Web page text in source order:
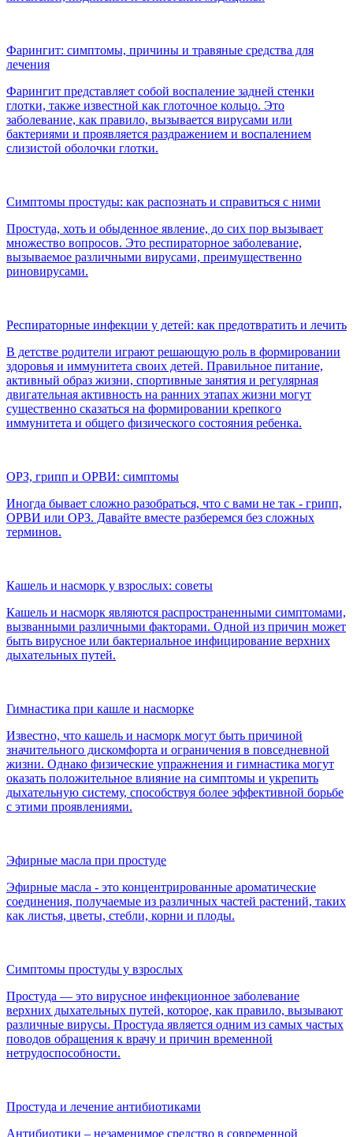
Фарингит: симптомы, причины и травяные средства для
лечения
Фарингит представляет собой воспаление задней стенки
глотки, также известной как глоточное кольцо. Это
заболевание, как правило, вызывается вирусами или
бактериями и проявляется раздражением и воспалением
слизистой оболочки глотки.
Симптомы простуды: как распознать и справиться с ними
Простуда, хоть и обыденное явление, до сих пор вызывает
множество вопросов. Это респираторное заболевание,
вызываемое различными вирусами, преимущественно
риновирусами.
Респираторные инфекции у детей: как предотвратить и лечить
В детстве родители играют решающую роль в формировании
здоровья и иммунитета своих детей. Правильное питание,
активный образ жизни, спортивные занятия и регулярная
двигательная активность на ранних этапах жизни могут
существенно сказаться на формировании крепкого
иммунитета и общего физического состояния ребенка.
ОРЗ, грипп и ОРВИ: симптомы
Иногда бывает сложно разобраться, что с вами не так - грипп,
ОРВИ или ОРЗ. Давайте вместе разберемся без сложных
терминов.
Кашель и насморк у взрослых: советы
Кашель и насморк являются распространенными симптомами,
вызванными различными факторами. Одной из причин может
быть вирусное или бактериальное инфицирование верхних
дыхательных путей.
Гимнастика при кашле и насморке
Известно, что кашель и насморк могут быть причиной
значительного дискомфорта и ограничения в повседневной
жизни. Однако физические упражнения и гимнастика могут
оказать положительное влияние на симптомы и укрепить
дыхательную систему, способствуя более эффективной борьбе
с этими проявлениями.
Эфирные масла при простуде
Эфирные масла - это концентрированные ароматические
соединения, получаемые из различных частей растений, таких
как листья, цветы, стебли, корни и плоды.
Симптомы простуды у взрослых
Простуда — это вирусное инфекционное заболевание
верхних дыхательных путей, которое, как правило, вызывают
различные вирусы. Простуда является одним из самых частых
поводов обращения к врачу и причин временной
нетрудоспособности.
Простуда и лечение антибиотиками
Антибиотики – незаменимое средство в современной